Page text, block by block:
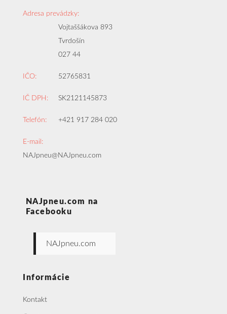
Adresa prevádzky:
Vojtaššákova 893
Tvrdošín
027 44
IČO: 52765831
IČ DPH: SK2121145873
Telefón: +421 917 284 020
E-mail:
NAJpneu@NAJpneu.com
NAJpneu.com na
Facebooku
NAJpneu.com
Informácie
Kontakt